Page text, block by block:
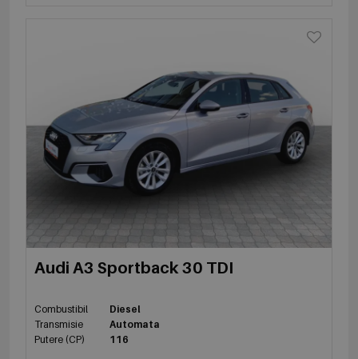
Audi A3 Sportback 30 TDI
Combustibil
Diesel
Transmisie
Automata
Putere (CP)
116